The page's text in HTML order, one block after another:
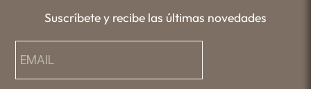
Suscríbete y recibe las últimas novedades